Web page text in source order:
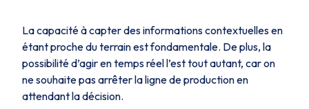
La capacité à capter des informations contextuelles en
étant proche du terrain est fondamentale. De plus, la
possibilité d’agir en temps réel l’est tout autant, car on
ne souhaite pas arrêter la ligne de production en
attendant la décision.